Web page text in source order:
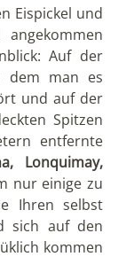
Eispickel und
Auf der
dem man es
und auf der
Spitzen
entfernte
Lonquimay,
nur einige zu
Ihren selbst
sich auf den
kommen